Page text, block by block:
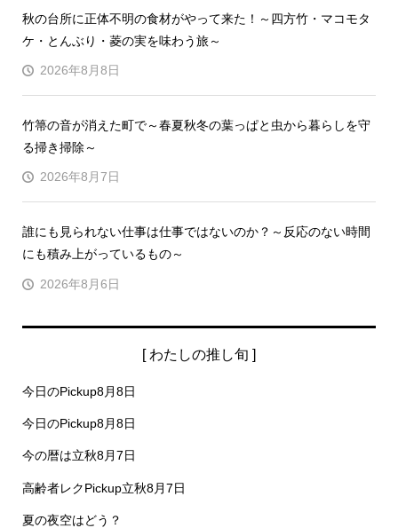
秋の台所に正体不明の食材がやって来た！～四方竹・マコモタ
ケ・とんぶり・菱の実を味わう旅～
2026年8月8日
竹箒の音が消えた町で～春夏秋冬の葉っぱと虫から暮らしを守
る掃き掃除～
2026年8月7日
誰にも見られない仕事は仕事ではないのか？～反応のない時間
にも積み上がっているもの～
2026年8月6日
[ わたしの推し旬 ]
今日のPickup8月8日
今日のPickup8月8日
今の暦は立秋8月7日
高齢者レクPickup立秋8月7日
夏の夜空はどう？